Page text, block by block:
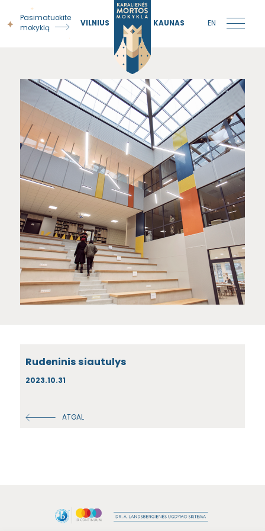
Pasimatuokite
mokyklą
VILNIUS KAUNAS EN
Rudeninis siautulys
2023.10.31
ATGAL